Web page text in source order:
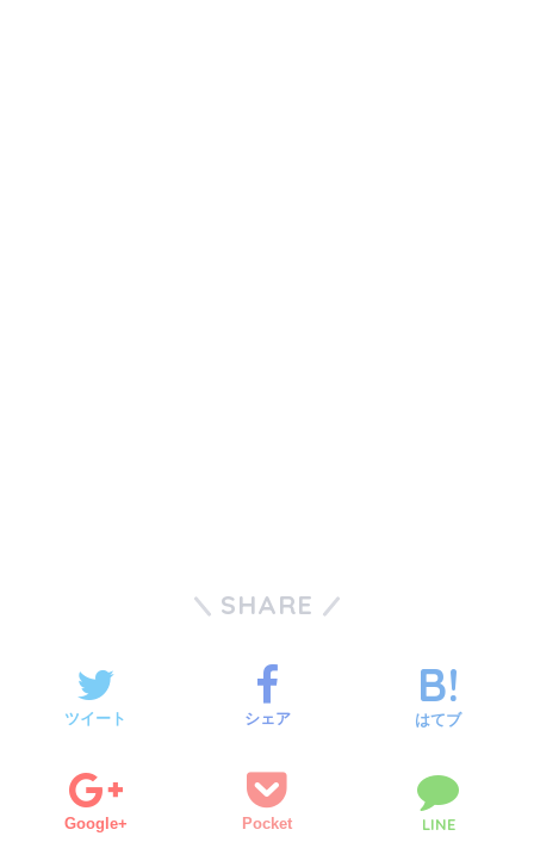
SHARE
ツイート シェア はてブ
Google+ Pocket LINE